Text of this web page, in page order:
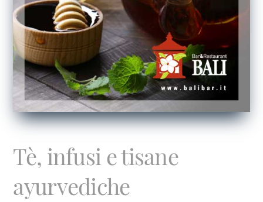
Tè, infusi e tisane
ayurvediche